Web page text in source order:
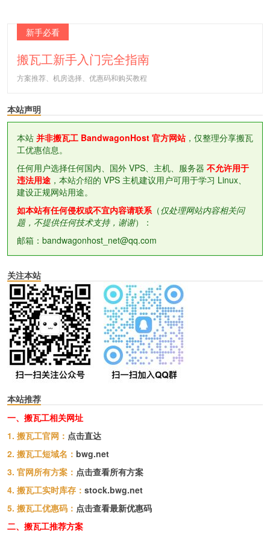
新手必看
搬瓦工新手入门完全指南
方案推荐、机房选择、优惠码和购买教程
本站声明
本站 并非搬瓦工 BandwagonHost 官方网站，仅整理分享搬瓦
工优惠信息。
任何用户选择任何国内、国外 VPS、主机、服务器 不允许用于
违法用途 ，本站介绍的 VPS 主机建议用户可用于学习 Linux、
建设正规网站用途。
如本站有任何侵权或不宜内容请联系（仅处理网站内容相关问
题，不提供任何技术支持，谢谢）：
邮箱：bandwagonhost_net@qq.com
关注本站
本站推荐
一、搬瓦工相关网址
1. 搬瓦工官网： 点击直达
2. 搬瓦工短域名： bwg.net
3. 官网所有方案： 点击查看所有方案
4. 搬瓦工实时库存： stock.bwg.net
5. 搬瓦工优惠码： 点击查看最新优惠码
二、搬瓦工推荐方案